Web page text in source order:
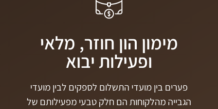
מימון הון חוזר, מלאי
ופעילות יבוא
פערים בין מועדי התשלום לספקים לבין מועדי
הגבייה מהלקוחות הם חלק טבעי מפעילותם של